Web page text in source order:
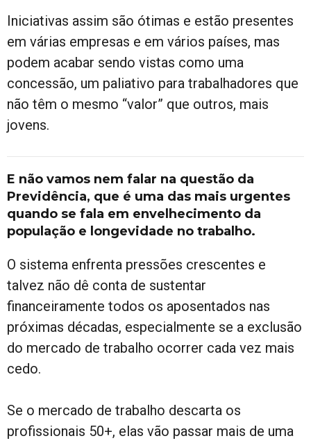
Iniciativas assim são ótimas e estão presentes
em várias empresas e em vários países, mas
podem acabar sendo vistas como uma
concessão, um paliativo para trabalhadores que
não têm o mesmo “valor” que outros, mais
jovens.
E não vamos nem falar na questão da
Previdência, que é uma das mais urgentes
quando se fala em envelhecimento da
população e longevidade no trabalho.
O sistema enfrenta pressões crescentes e
talvez não dê conta de sustentar
financeiramente todos os aposentados nas
próximas décadas, especialmente se a exclusão
do mercado de trabalho ocorrer cada vez mais
cedo.
Se o mercado de trabalho descarta os
profissionais 50+, elas vão passar mais de uma